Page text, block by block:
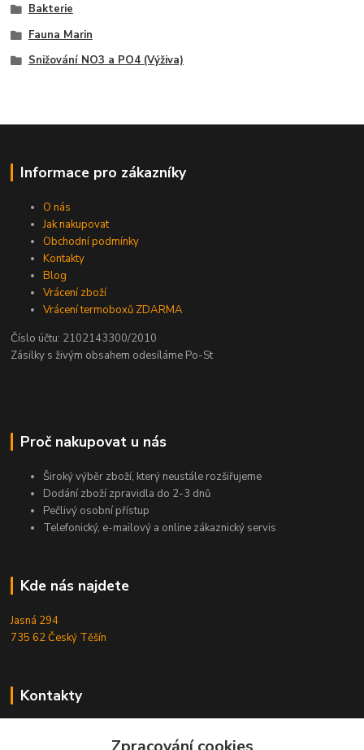
Bakterie
Fauna Marin
Snižování NO3 a PO4 (Výživa)
Informace pro zákazníky
O nás
Jak nakupovat
Obchodní podmínky
Kontakty
Blog
Vrácení zboží
Vrácení termoboxů ZDARMA
Číslo účtu: 2102143300/2010
Zásilky s živým obsahem odesíláme Po-St
Proč nakupovat u nás
Široký výběr zboží, který neustále rozšiřujeme
Dodání zboží zpravidla do 2-3 dnů
Pečlivý osobní přístup
Telefonický, e-mailový a online zákaznický servis
Kde nás najdete
Jasná 294
735 62 Český Těšín
Kontakty
+420724095453